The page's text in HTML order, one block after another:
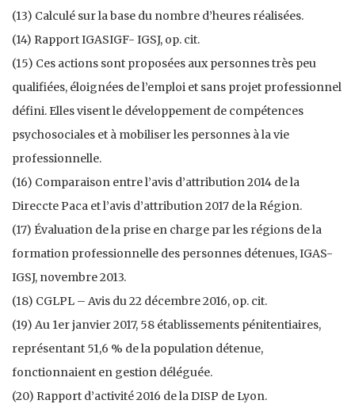
(13) Calculé sur la base du nombre d’heures réalisées.
(14) Rapport IGASIGF- IGSJ, op. cit.
(15) Ces actions sont proposées aux personnes très peu
qualifiées, éloignées de l’emploi et sans projet professionnel
défini. Elles visent le développement de compétences
psychosociales et à mobiliser les personnes à la vie
professionnelle.
(16) Comparaison entre l’avis d’attribution 2014 de la
Direccte Paca et l’avis d’attribution 2017 de la Région.
(17) Évaluation de la prise en charge par les régions de la
formation professionnelle des personnes détenues, IGAS-
IGSJ, novembre 2013.
(18) CGLPL – Avis du 22 décembre 2016, op. cit.
(19) Au 1er janvier 2017, 58 établissements pénitentiaires,
représentant 51,6 % de la population détenue,
fonctionnaient en gestion déléguée.
(20) Rapport d’activité 2016 de la DISP de Lyon.